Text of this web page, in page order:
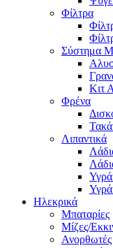
Φίλτρα
Σύστημα
Κιτ
Φρένα
Λιπαντικά
Ηλεκρικά
Μπαταρίες
Μίζες/
Ανορθωτές